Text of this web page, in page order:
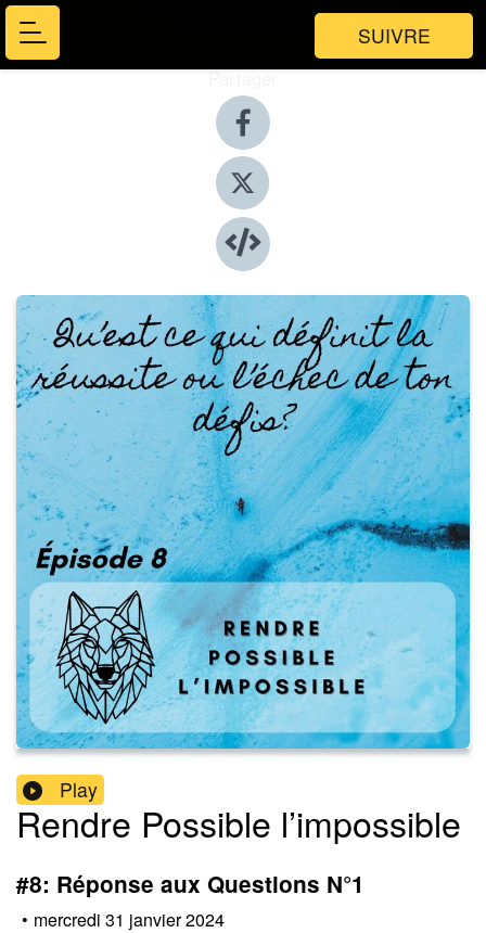
SUIVRE
Partager
Play
Rendre Possible l’impossible
#8: Réponse aux Questions N°1
• mercredi 31 janvier 2024